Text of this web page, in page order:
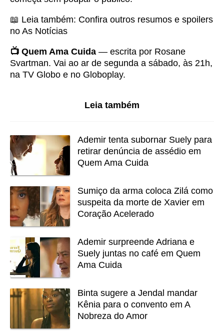
📖 Leia também: Confira outros resumos e spoilers
no As Notícias
📺 Quem Ama Cuida — escrita por Rosane
Svartman. Vai ao ar de segunda a sábado, às 21h,
na TV Globo e no Globoplay.
Leia também
Ademir tenta subornar Suely para
retirar denúncia de assédio em
Quem Ama Cuida
Sumiço da arma coloca Zilá como
suspeita da morte de Xavier em
Coração Acelerado
Ademir surpreende Adriana e
Suely juntas no café em Quem
Ama Cuida
Binta sugere a Jendal mandar
Kênia para o convento em A
Nobreza do Amor